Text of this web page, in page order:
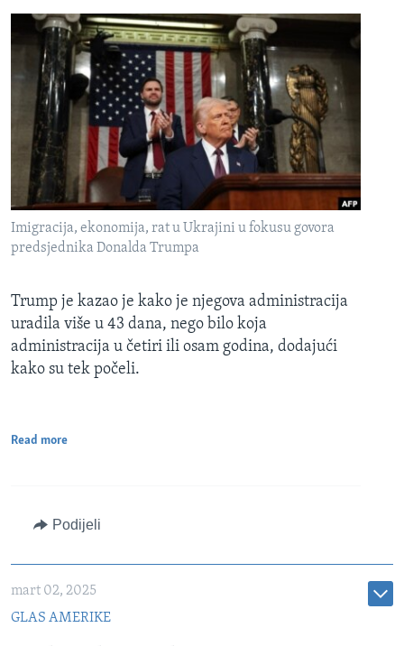
Imigracija, ekonomija, rat u Ukrajini u fokusu govora
predsjednika Donalda Trumpa
Trump je kazao je kako je njegova administracija
uradila više u 43 dana, nego bilo koja
administracija u četiri ili osam godina, dodajući
kako su tek počeli.
Read more
Podijeli
mart 02, 2025
GLAS AMERIKE